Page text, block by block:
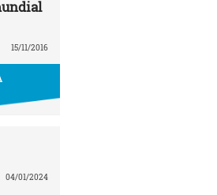
15/11/2016
04/01/2024